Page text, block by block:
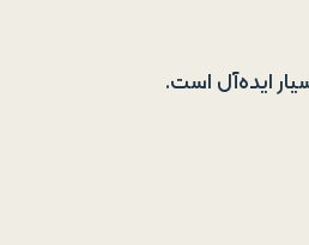
ایده‌آل است.